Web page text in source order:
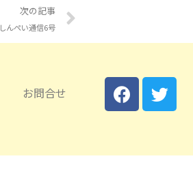
次の記事
しんぺい通信6号
お問合せ